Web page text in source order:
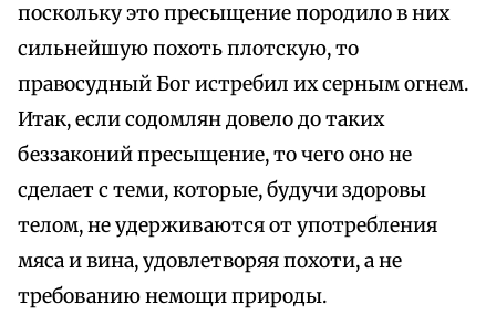
поскольку это пресыщение породило в них
сильнейшую похоть плотскую, то
правосудный Бог истребил их серным огнем.
Итак, если содомлян довело до таких
беззаконий пресыщение, то чего оно не
сделает с теми, которые, будучи здоровы
телом, не удерживаются от употребления
мяса и вина, удовлетворяя похоти, а не
требованию немощи природы.